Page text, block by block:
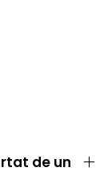
de un